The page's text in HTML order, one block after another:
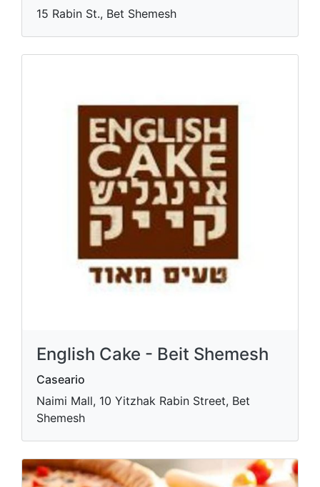
15 Rabin St., Bet Shemesh
English Cake - Beit Shemesh
Caseario
Naimi Mall, 10 Yitzhak Rabin Street, Bet
Shemesh